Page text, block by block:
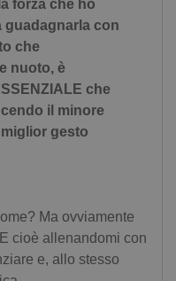
forza che ho
guadagnarla con
che
nuoto, è
che
il minore
gesto
Ma ovviamente
cioè allenandomi con
e, allo stesso